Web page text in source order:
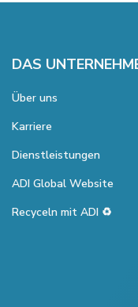
DAS
Über uns
Karriere
Dienstleistungen
ADI Global Website
Recyceln mit ADI ♻️